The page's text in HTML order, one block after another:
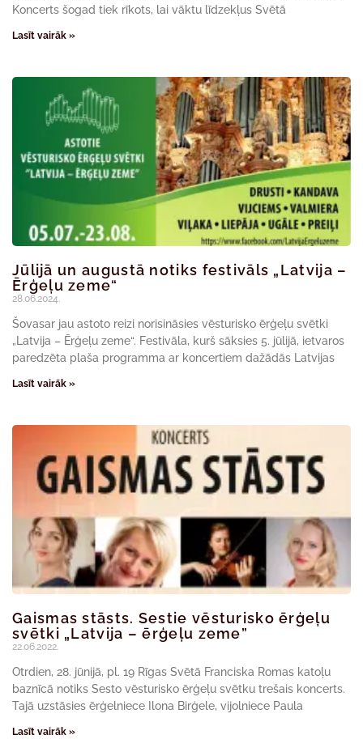
Koncerts šogad tiek rīkots, lai vāktu līdzekļus Svētā
Lasīt vairāk »
Jūlijā un augustā notiks festivāls „Latvija –
Ērģeļu zeme“
28.06.2024.
Šovasar jau astoto reizi norisināsies vēsturisko ērģeļu svētki
„Latvija – Ērģeļu zeme“. Festivāla, kurš sāksies 5. jūlijā, ietvaros
paredzēta plaša programma ar koncertiem dažādās Latvijas
Lasīt vairāk »
Gaismas stāsts. Sestie vēsturisko ērģeļu
svētki „Latvija – ērģeļu zeme”
22.06.2022.
Otrdien, 28. jūnijā, pl. 19 Rīgas Svētā Franciska Romas katoļu
baznīcā notiks Sesto vēsturisko ērģeļu svētku trešais koncerts.
Tajā uzstāsies ērģelniece Ilona Birģele, vijolniece Paula
Lasīt vairāk »